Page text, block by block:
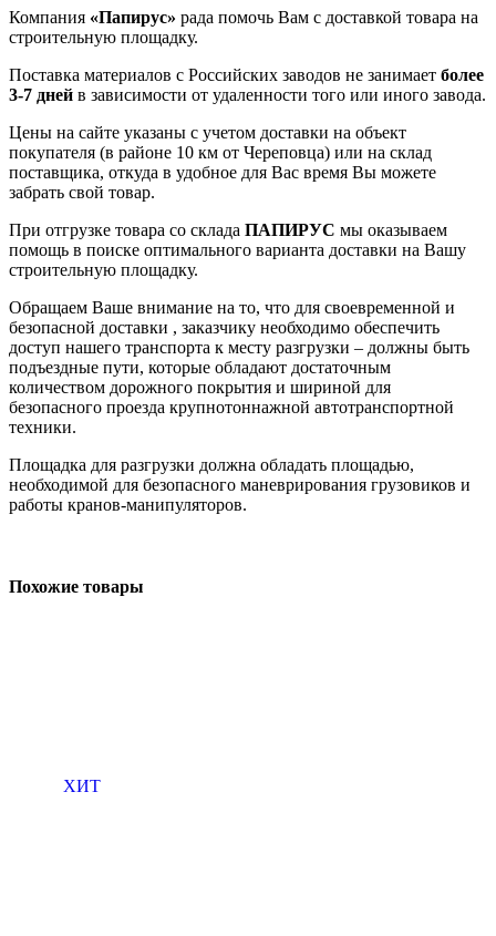
Компания «Папирус» рада помочь Вам с доставкой товара на
строительную площадку.
Поставка материалов с Российских заводов не занимает более
3-7 дней в зависимости от удаленности того или иного завода.
Цены на сайте указаны с учетом доставки на объект
покупателя (в районе 10 км от Череповца) или на склад
поставщика, откуда в удобное для Вас время Вы можете
забрать свой товар.
При отгрузке товара со склада ПАПИРУС мы оказываем
помощь в поиске оптимального варианта доставки на Вашу
строительную площадку.
Обращаем Ваше внимание на то, что для своевременной и
безопасной доставки , заказчику необходимо обеспечить
доступ нашего транспорта к месту разгрузки – должны быть
подъездные пути, которые обладают достаточным
количеством дорожного покрытия и шириной для
безопасного проезда крупнотоннажной автотранспортной
техники.
Площадка для разгрузки должна обладать площадью,
необходимой для безопасного маневрирования грузовиков и
работы кранов-манипуляторов.
Похожие товары
ХИТ